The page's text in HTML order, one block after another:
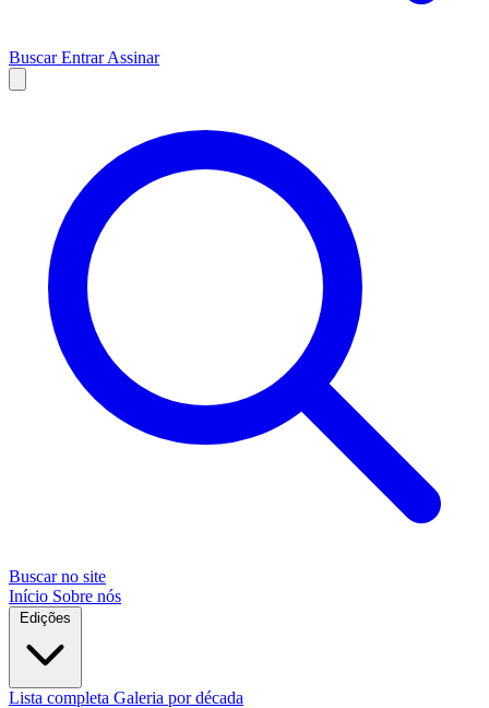
BuscarEntrarAssinar
Buscar no site
Início Sobre nós
Edições
Lista completa Galeria por década